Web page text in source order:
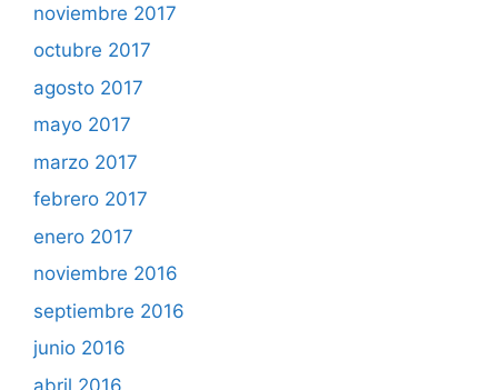
noviembre 2017
octubre 2017
agosto 2017
mayo 2017
marzo 2017
febrero 2017
enero 2017
noviembre 2016
septiembre 2016
junio 2016
abril 2016